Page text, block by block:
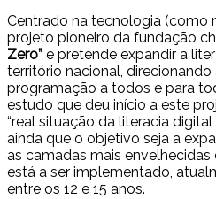
Centrado na tecnologia (como
projeto pioneiro da fundação
Zero” e pretende expandir a
território nacional,
programação a todos e para
estudo que deu início a este
“real situação da literacia
ainda que o objetivo seja a
as camadas mais
está a ser implementado,
entre os 12 e 15 anos.